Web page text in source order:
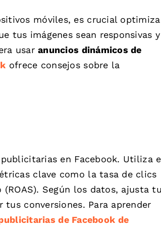
móviles, es crucial
tus imágenes sean responsivas y
usaranuncios dinámicos de
ofrece consejos sobre la
en Facebook. Utiliza
clave como la tasa de clics
Según los datos, ajusta tu
conversiones. Para aprender
de Facebook de